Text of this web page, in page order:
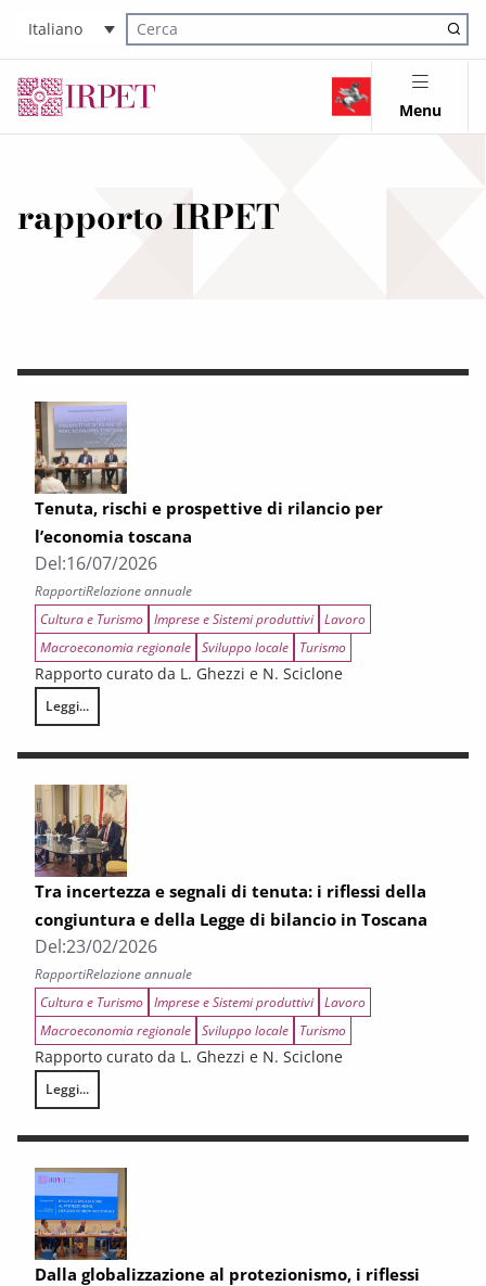
Italiano
Cerca nel sito
Menu
rapporto IRPET
Tenuta, rischi e prospettive di rilancio per
l’economia toscana
Del:16/07/2026
RapportiRelazione annuale
Cultura e Turismo Imprese e Sistemi produttivi Lavoro
Macroeconomia regionale Sviluppo locale Turismo
Rapporto curato da L. Ghezzi e N. Sciclone
Leggi...
Tenuta, rischi e prospettive di rilancio per l’economia toscana
Tra incertezza e segnali di tenuta: i riflessi della
congiuntura e della Legge di bilancio in Toscana
Del:23/02/2026
RapportiRelazione annuale
Cultura e Turismo Imprese e Sistemi produttivi Lavoro
Macroeconomia regionale Sviluppo locale Turismo
Rapporto curato da L. Ghezzi e N. Sciclone
Leggi...
Tra incertezza e segnali di tenuta: i riflessi della congiuntura e della
Dalla globalizzazione al protezionismo, i riflessi